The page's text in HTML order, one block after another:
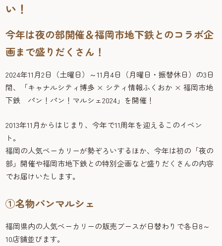
い！
今年は夜の部開催＆福岡市地下鉄とのコラボ企
画まで盛りだくさん！
2024年11月2日（土曜日）～11月4日（月曜日・振替休日）の3日
間、「キャナルシティ博多 × シティ情報ふくおか × 福岡市地
下鉄 パン！パン！マルシェ2024」を開催！
2013年11月からはじまり、今年で11周年を迎えるこのイベン
ト。
福岡の人気ベーカリーが勢ぞろいするほか、今年は初の「夜の
部」開催や福岡市地下鉄との特別企画など盛りだくさんの内容
でお届けいたします。
①名物パンマルシェ
福岡県内の人気ベーカリーの販売ブースが日替わりで各日8～
10店舗並びます。